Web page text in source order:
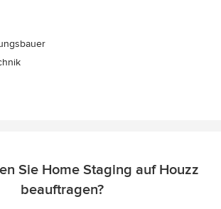
Sie Home Staging auf Houzz
beauftragen?